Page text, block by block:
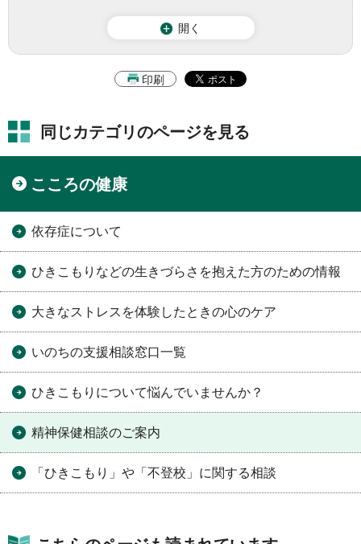
開く
印刷
同じカテゴリのページを見る
こころの健康
依存症について
ひきこもりなどの生きづらさを抱えた方のための情報
大きなストレスを体験したときの心のケア
いのちの支援相談窓口一覧
ひきこもりについて悩んでいませんか？
精神保健相談のご案内
「ひきこもり」や「不登校」に関する相談